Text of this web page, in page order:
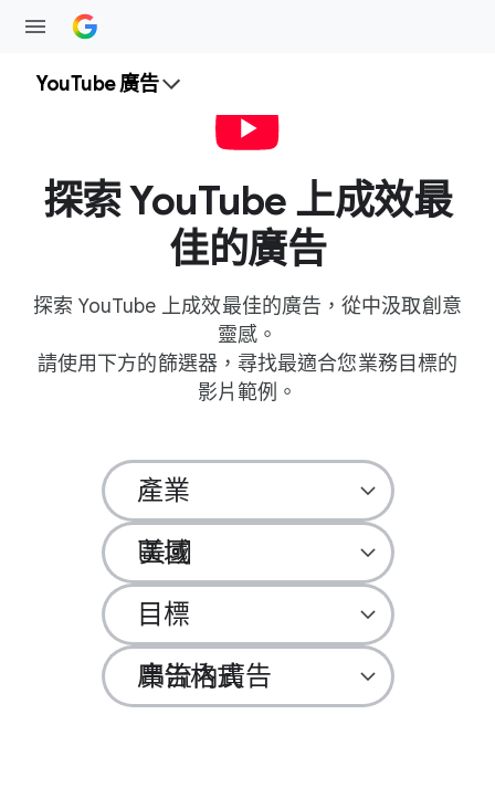
YouTube 廣告
探索 YouTube 上​成效​最
佳​的​廣告
探索 YouTube 上​成效​最佳​的​廣告，​從​中汲取​創意​
靈感。
請​使用​下方​的​篩選器，​尋找​最​適合​您​業務​目標​的​
影片​範例。
產業
區域
美國
目標
廣告​格式
串流​內​廣告